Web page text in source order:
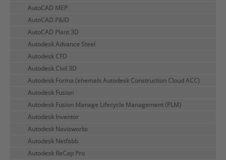
AutoCAD MEP
AutoCAD P&ID
AutoCAD Plant 3D
Autodesk Advance Steel
Autodesk CFD
Autodesk Civil 3D
Autodesk Forma (ehemals Autodesk Construction Cloud ACC)
Autodesk Fusion
Autodesk Fusion Manage Lifecycle Management (PLM)
Autodesk Inventor
Autodesk Navisworks
Autodesk Netfabb
Autodesk ReCap Pro